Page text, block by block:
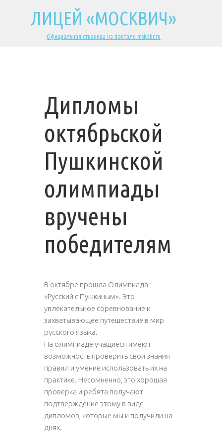
ЛИЦЕЙ «МОСКВИЧ»
Официальная страница на портале mskobr.ru
Дипломы
октябрьской
Пушкинской
олимпиады
вручены
победителям
В октябре прошла Олимпиада
«Русский с Пушкиным». Это
увлекательное соревнование и
захватывающее путешествие в мир
русского языка.
На олимпиаде учащиеся имеют
возможность проверить свои знания
правил и умение использовать их на
практике. Несомненно, это хорошая
проверка и ребята получают
подтверждение этому в виде
дипломов, которые мы и получили на
днях.